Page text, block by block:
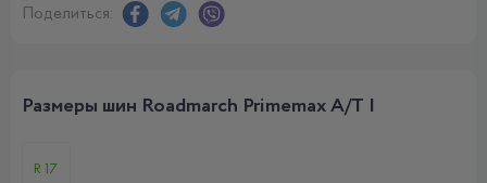
Поделиться:
Размеры шин Roadmarch Primemax A/T I
R17